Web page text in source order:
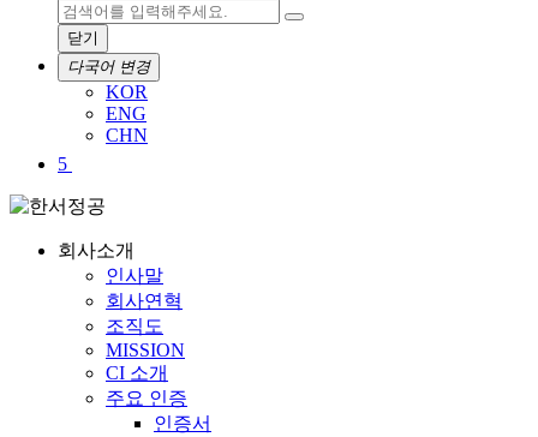
닫기
다국어 변경
KOR
ENG
CHN
5
회사소개
인사말
회사연혁
조직도
MISSION
CI 소개
주요 인증
인증서